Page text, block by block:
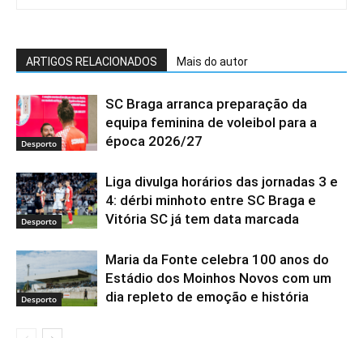
ARTIGOS RELACIONADOS Mais do autor
Desporto
SC Braga arranca preparação da
equipa feminina de voleibol para a
época 2026/27
Desporto
Liga divulga horários das jornadas 3 e
4: dérbi minhoto entre SC Braga e
Vitória SC já tem data marcada
Desporto
Maria da Fonte celebra 100 anos do
Estádio dos Moinhos Novos com um
dia repleto de emoção e história